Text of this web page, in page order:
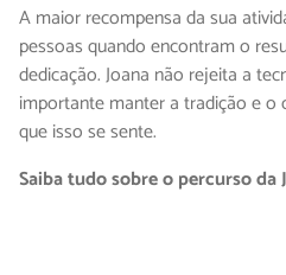
A maior recompensa da sua
pessoas quando encontram o
dedicação. Joana não rejeita a
importante manter a tradição e o
que isso se sente.
Saiba tudo sobre o percurso da